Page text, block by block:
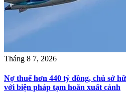
Tháng 8 7, 2026
Nợ thuế hơn 440 tỷ đồng, chủ sở
với biện pháp tạm hoãn xuất cảnh